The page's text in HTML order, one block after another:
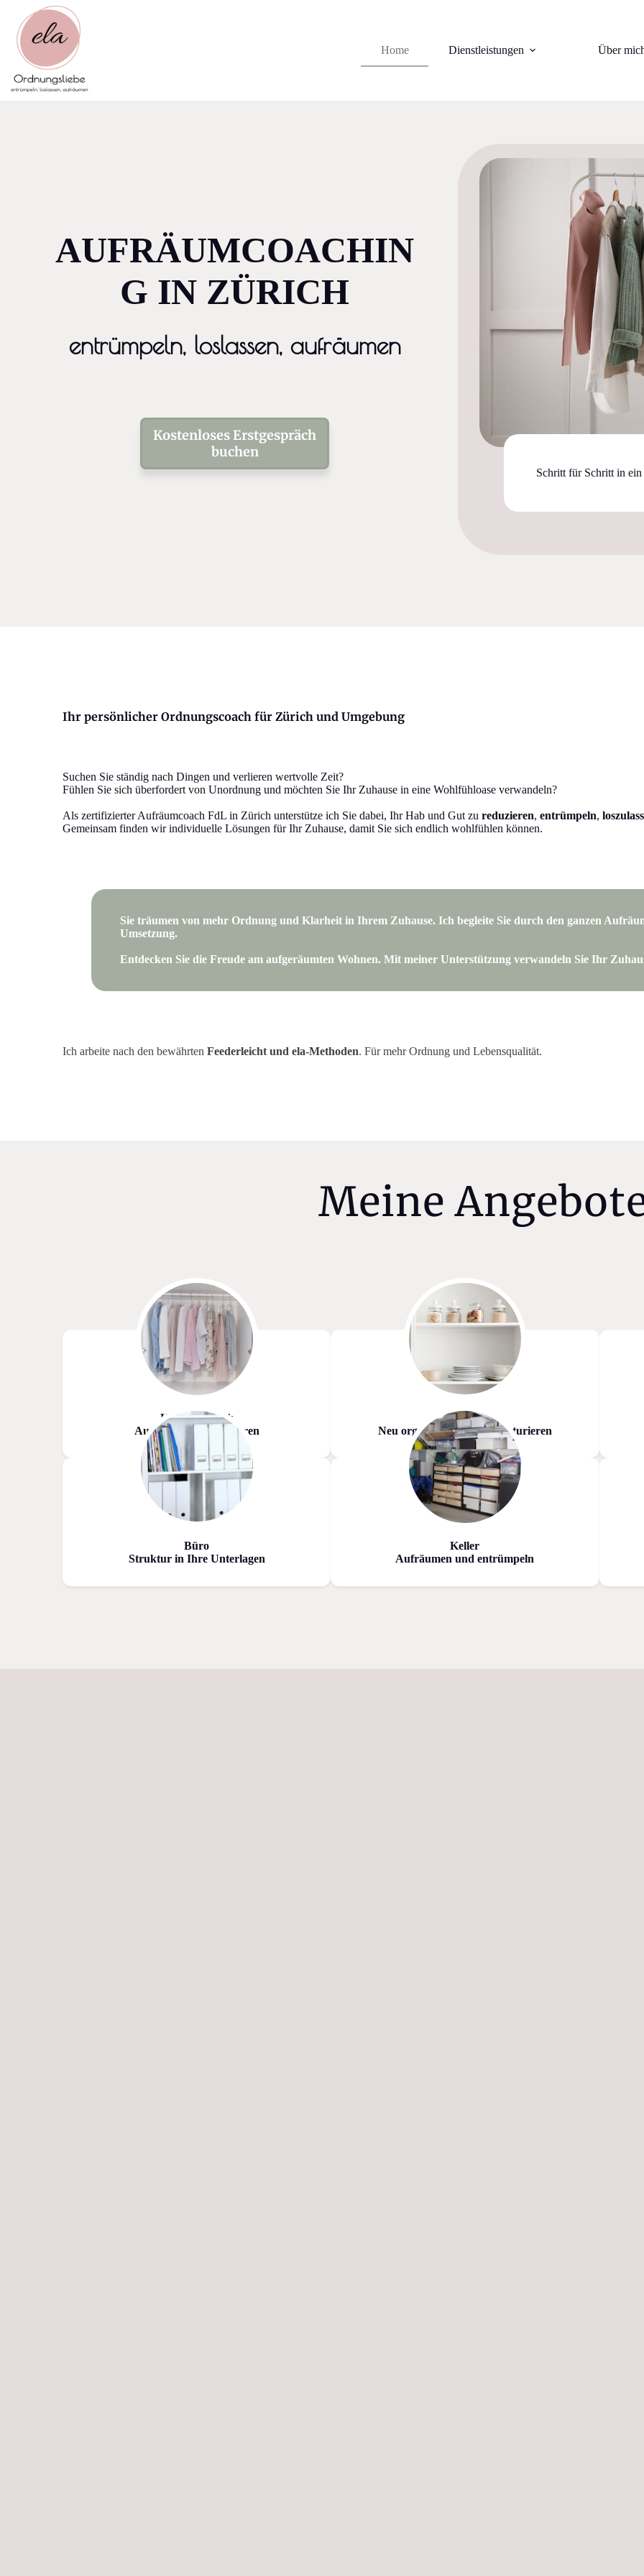
content
Home
Dienstleistungen Über
AUFRÄUMCOACHIN
G IN ZÜRICH
entrümpeln, loslassen, aufräumen
Kostenloses Erstgespräch
buchen
Schritt für Schritt in ein
Ihr persönlicher Ordnungscoach für Zürich und Umgebung
Suchen Sie ständig nach Dingen und verlieren wertvolle Zeit?
Fühlen Sie sich überfordert von Unordnung und möchten Sie Ihr Zuhause in eine Wohlfühloase verwandeln?
Als zertifizierter Aufräumcoach FdL in Zürich unterstütze ich Sie dabei, Ihr Hab und Gut zureduzieren,entrümpeln,
Gemeinsam finden wir individuelle Lösungen für Ihr Zuhause, damit Sie sich endlich wohlfühlen können.
Sie träumen von mehr Ordnung und Klarheit in Ihrem Zuhause. Ich begleite Sie durch den ganzen
Umsetzung.
Entdecken Sie die Freude am aufgeräumten Wohnen. Mit meiner Unterstützung verwandeln Sie Ihr
Ich arbeite nach den bewährten Feederleicht und ela-Methoden. Für mehr Ordnung und Lebensqualität.
Meine
Kleiderschrank
Ausdünnen und sortieren
Küche
Neu organisieren und strukturieren
Büro
Struktur in Ihre Unterlagen
Keller
Aufräumen und entrümpeln